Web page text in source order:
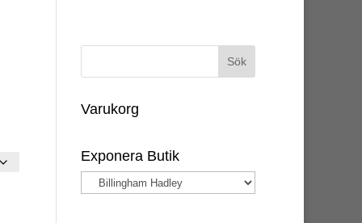
Varukorg
Exponera Butik